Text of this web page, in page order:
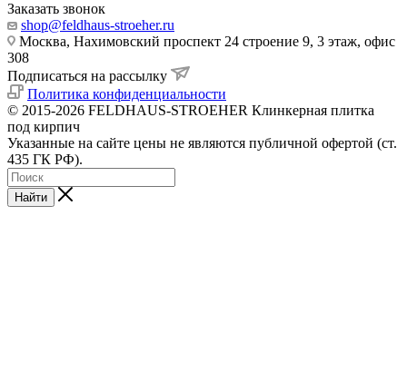
Заказать звонок
shop@feldhaus-stroeher.ru
Москва, Нахимовский проспект 24 строение 9, 3 этаж, офис
308
Подписаться на рассылку
Политика конфиденциальности
© 2015-2026 FELDHAUS-STROEHER Клинкерная плитка
под кирпич
Указанные на сайте цены не являются публичной офертой (ст.
435 ГК РФ).
Найти